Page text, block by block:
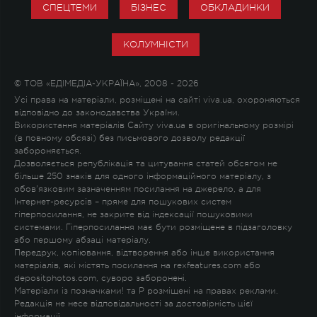
СПЕЦТЕМИ БІЗНЕС ОБКЛАДИНКИ
КОЛУМНІСТИ
© ТОВ «ЕДІМЕДІА-УКРАЇНА», 2008 - 2026
Усі права на матеріали, розміщені на сайті viva.ua, охороняються
відповідно до законодавства України.
Використання матеріалів Сайту viva.ua в оригінальному розмірі
(в повному обсязі) без письмового дозволу редакції
забороняється.
Дозволяється републікація та цитування статей обсягом не
більше 250 знаків для одного інформаційного матеріалу, з
обов'язковим зазначенням посилання на джерело, а для
Інтернет-ресурсів – пряме для пошукових систем
гіперпосилання, не закрите від індексації пошуковими
системами. Гіперпосилання має бути розміщене в підзаголовку
або першому абзаці матеріалу.
Передрук, копіювання, відтворення або інше використання
матеріалів, які містять посилання на rexfeatures.com або
depositphotos.com, суворо заборонені.
Матеріали із позначками! та P розміщені на правах реклами.
Редакція не несе відповідальності за достовірність цієї